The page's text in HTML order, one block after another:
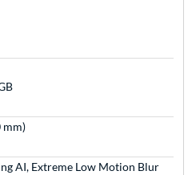
mm)
AI, Extreme Low Motion Blur